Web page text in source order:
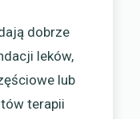
dobrze
leków,
lub
terapii